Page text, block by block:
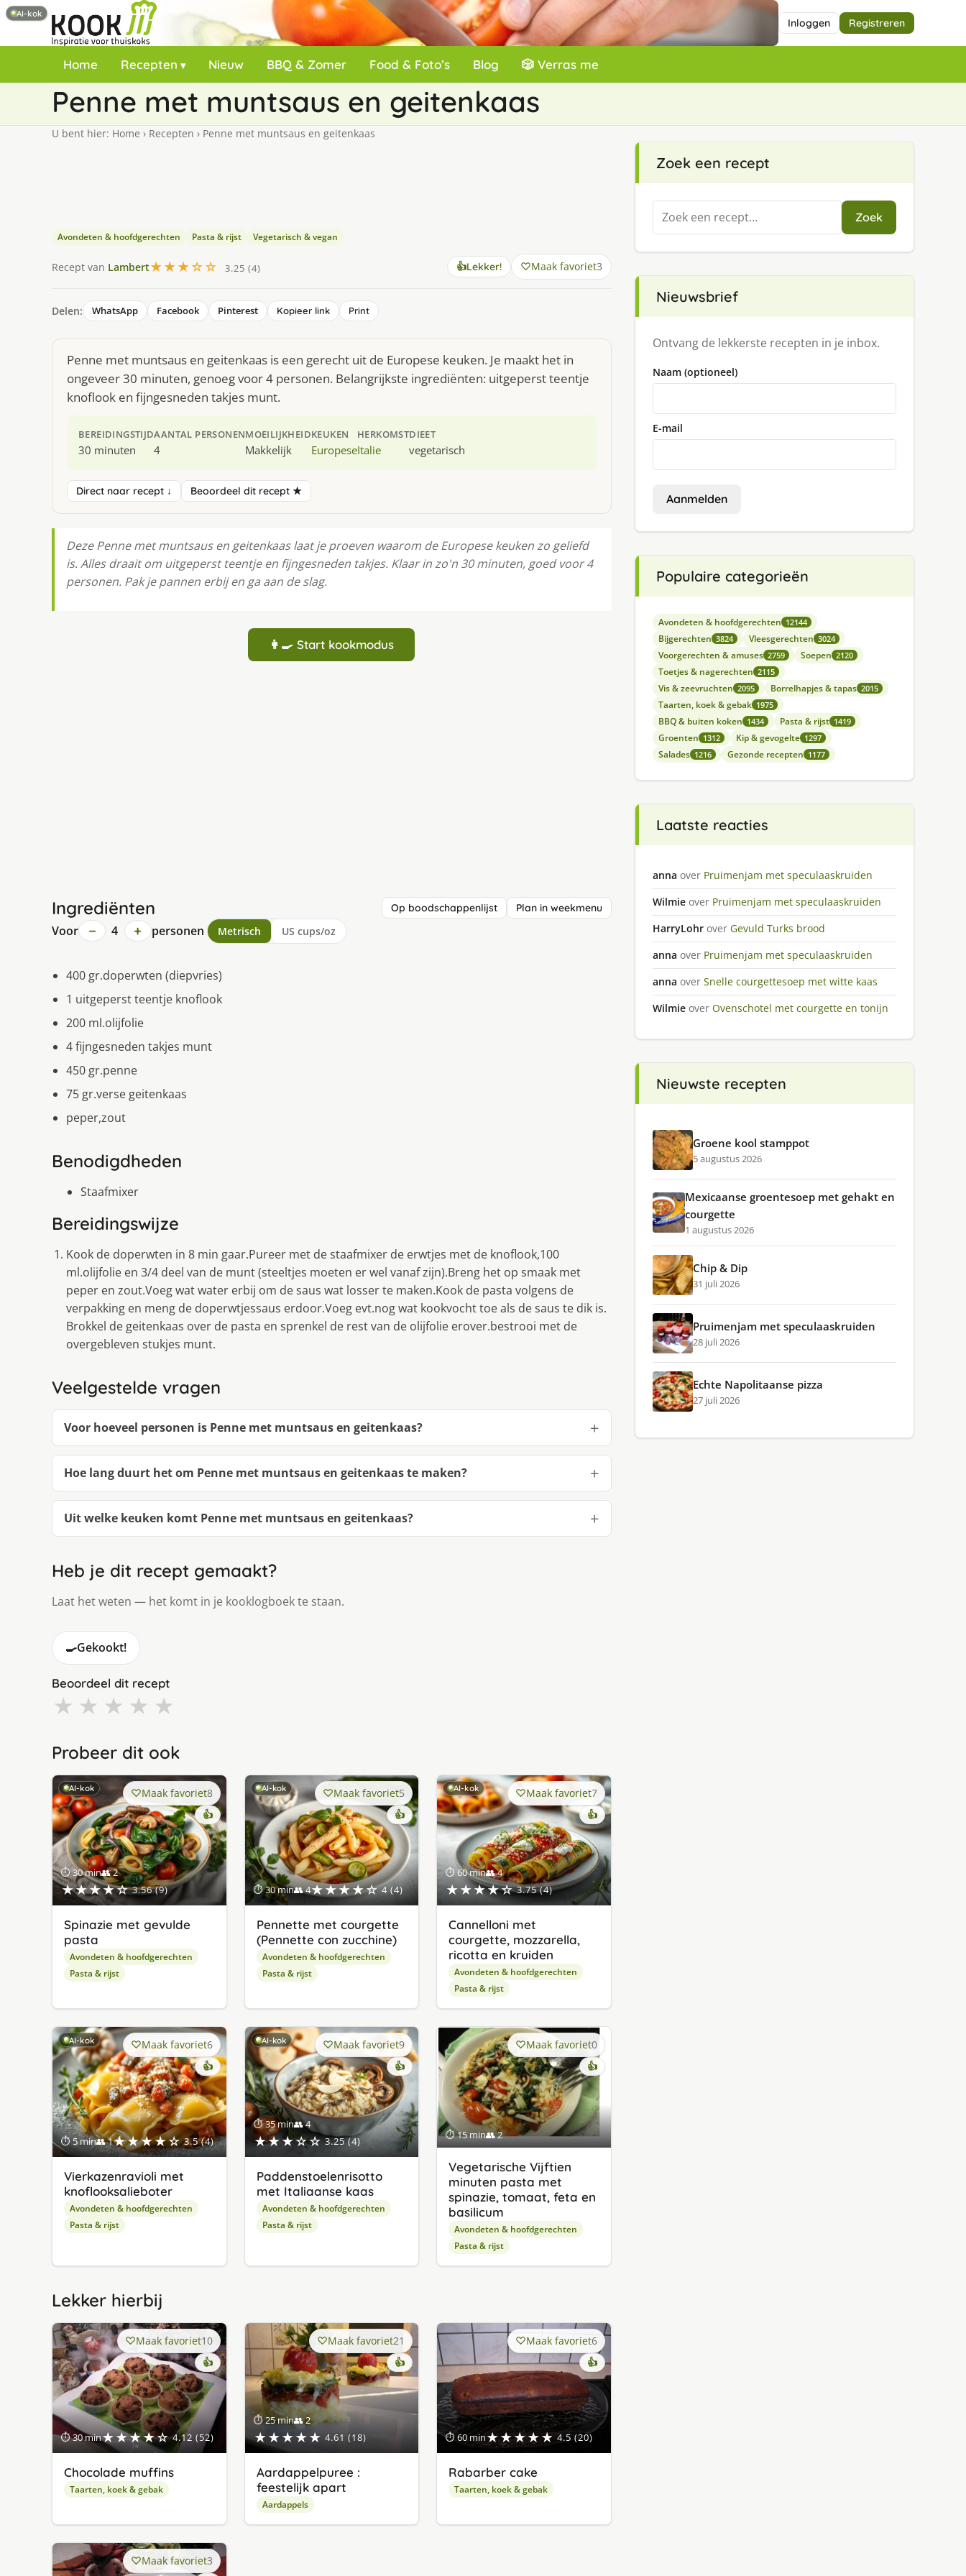
Inloggen Registreren
Home Recepten Nieuw BBQ & Zomer Food & Foto’s Blog 🎲 Verras me
Penne met muntsaus en geitenkaas
U bent hier: Home › Recepten › Penne met muntsaus en geitenkaas
Avondeten & hoofdgerechten Pasta & rijst Vegetarisch & vegan
Recept van Lambert★★★☆☆ 3.25 (4) 👍Lekker! Maak favoriet3
Delen: WhatsApp Facebook Pinterest Kopieer link Print
Penne met muntsaus en geitenkaas is een gerecht uit de Europese keuken. Je maakt het in
ongeveer 30 minuten, genoeg voor 4 personen. Belangrijkste ingrediënten: uitgeperst teentje
knoflook en fijngesneden takjes munt.
BEREIDINGSTIJD
30 minuten
AANTAL PERSONEN
4
MOEILIJKHEID
Makkelijk
KEUKEN
Europese
HERKOMST
Italie
DIEET
vegetarisch
Direct naar recept ↓ Beoordeel dit recept ★
Deze Penne met muntsaus en geitenkaas laat je proeven waarom de Europese keuken zo geliefd
is. Alles draait om uitgeperst teentje en fijngesneden takjes. Klaar in zo'n 30 minuten, goed voor 4
personen. Pak je pannen erbij en ga aan de slag.
👩‍🍳 Start kookmodus
Ingrediënten Op boodschappenlijst Plan in weekmenu
Voor − 4 + personen Metrisch US cups/oz
400 gr.doperwten (diepvries)
1 uitgeperst teentje knoflook
200 ml.olijfolie
4 fijngesneden takjes munt
450 gr.penne
75 gr.verse geitenkaas
peper,zout
Benodigdheden
Staafmixer
Bereidingswijze
Kook de doperwten in 8 min gaar.Pureer met de staafmixer de erwtjes met de knoflook,100
ml.olijfolie en 3/4 deel van de munt (steeltjes moeten er wel vanaf zijn).Breng het op smaak met
peper en zout.Voeg wat water erbij om de saus wat losser te maken.Kook de pasta volgens de
verpakking en meng de doperwtjessaus erdoor.Voeg evt.nog wat kookvocht toe als de saus te dik is.
Brokkel de geitenkaas over de pasta en sprenkel de rest van de olijfolie erover.bestrooi met de
overgebleven stukjes munt.
Veelgestelde vragen
Voor hoeveel personen is Penne met muntsaus en geitenkaas?
Hoe lang duurt het om Penne met muntsaus en geitenkaas te maken?
Uit welke keuken komt Penne met muntsaus en geitenkaas?
Heb je dit recept gemaakt?
Laat het weten — het komt in je kooklogboek te staan.
🍳Gekookt!
Beoordeel dit recept
★ ★ ★ ★ ★
Probeer dit ook
AI-kok
⏱ 30 min👥 2
★★★★☆ 3.56 (9)
Maak favoriet8
👍
Spinazie met gevulde
pasta
Avondeten & hoofdgerechten
Pasta & rijst
AI-kok
⏱ 30 min👥 4★★★★☆ 4 (4)
Maak favoriet5
👍
Pennette met courgette
(Pennette con zucchine)
Avondeten & hoofdgerechten
Pasta & rijst
AI-kok
⏱ 60 min👥 4
★★★★☆ 3.75 (4)
Maak favoriet7
👍
Cannelloni met
courgette, mozzarella,
ricotta en kruiden
Avondeten & hoofdgerechten
Pasta & rijst
AI-kok
⏱ 5 min👥 1★★★★☆ 3.5 (4)
Maak favoriet6
👍
Vierkazenravioli met
knoflooksalieboter
Avondeten & hoofdgerechten
Pasta & rijst
AI-kok
⏱ 35 min👥 4
★★★☆☆ 3.25 (4)
Maak favoriet9
👍
Paddenstoelenrisotto
met Italiaanse kaas
Avondeten & hoofdgerechten
Pasta & rijst
⏱ 15 min👥 2
Maak favoriet0
👍
Vegetarische Vijftien
minuten pasta met
spinazie, tomaat, feta en
basilicum
Avondeten & hoofdgerechten
Pasta & rijst
Lekker hierbij
⏱ 30 min★★★★☆ 4.12 (52)
Maak favoriet10
👍
Chocolade muffins
Taarten, koek & gebak
⏱ 25 min👥 2
★★★★★ 4.61 (18)
Maak favoriet21
👍
Aardappelpuree :
feestelijk apart
Aardappels
⏱ 60 min★★★★★ 4.5 (20)
Maak favoriet6
👍
Rabarber cake
Taarten, koek & gebak
Maak favoriet3
Zoek een recept
Zoeken
naar:
Zoek
Nieuwsbrief
Ontvang de lekkerste recepten in je inbox.
Naam (optioneel)
E-mail
Aanmelden
Populaire categorieën
Avondeten & hoofdgerechten 12144
Bijgerechten 3824 Vleesgerechten 3024
Voorgerechten & amuses 2759 Soepen 2120
Toetjes & nagerechten 2115
Vis & zeevruchten 2095 Borrelhapjes & tapas 2015
Taarten, koek & gebak 1975
BBQ & buiten koken 1434 Pasta & rijst 1419
Groenten 1312 Kip & gevogelte 1297
Salades 1216 Gezonde recepten 1177
Laatste reacties
anna over Pruimenjam met speculaaskruiden
Wilmie over Pruimenjam met speculaaskruiden
HarryLohr over Gevuld Turks brood
anna over Pruimenjam met speculaaskruiden
anna over Snelle courgettesoep met witte kaas
Wilmie over Ovenschotel met courgette en tonijn
Nieuwste recepten
Groene kool stamppot
5 augustus 2026
Mexicaanse groentesoep met gehakt en
courgette
1 augustus 2026
Chip & Dip
31 juli 2026
Pruimenjam met speculaaskruiden
28 juli 2026
AI-kok
Echte Napolitaanse pizza
27 juli 2026